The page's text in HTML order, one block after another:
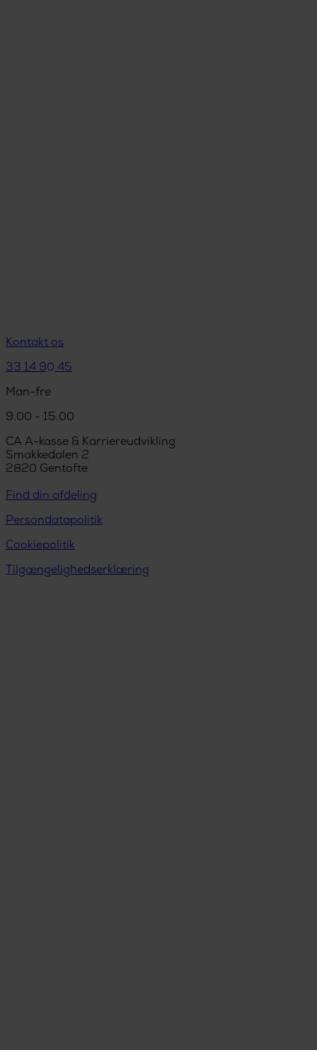
Kontakt os
33 14 90 45
Man-fre
9.00 - 15.00
CA A-kasse & Karriereudvikling
Smakkedalen 2
2820 Gentofte
Find din afdeling
Persondatapolitik
Cookiepolitik
Tilgængelighedserklæring